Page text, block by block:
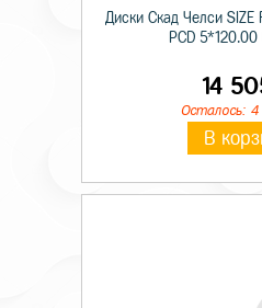
Диски Скад Челси
PCD 5*120.00
14
Осталось:
В